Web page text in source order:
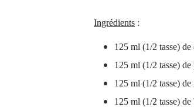
Ingrédients :
125 ml (1/2 tasse) de
125 ml (1/2 tasse) de
125 ml (1/2 tasse)
125 ml (1/2 tasse) de